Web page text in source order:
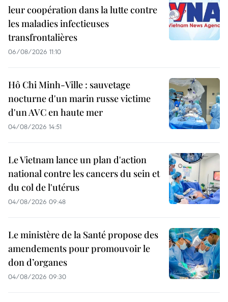
leur coopération dans la lutte contre
les maladies infectieuses
transfrontalières
06/08/2026 11:10
Hô Chi Minh-Ville : sauvetage
nocturne d'un marin russe victime
d'un AVC en haute mer
04/08/2026 14:51
Le Vietnam lance un plan d'action
national contre les cancers du sein et
du col de l'utérus
04/08/2026 09:48
Le ministère de la Santé propose des
amendements pour promouvoir le
don d’organes
04/08/2026 09:30